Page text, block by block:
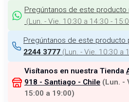
Pregúntanos de este producto
(Lun. - Vie. 10:30 a 14:30 -
Pregúntanos de este producto
2244 3777 (Lun. - Vie. 10:30 a
Visítanos en nuestra Tienda
918 - Santiago - Chile (Lun. -
15:00 a 19:00)